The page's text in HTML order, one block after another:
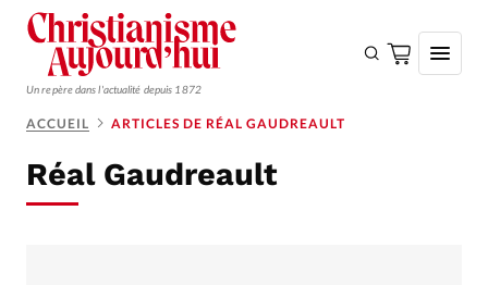
Un repère dans l'actualité depuis 1872
Monde
ACCUEIL ARTICLES DE RÉAL GAUDREAULT
Réal Gaudreault